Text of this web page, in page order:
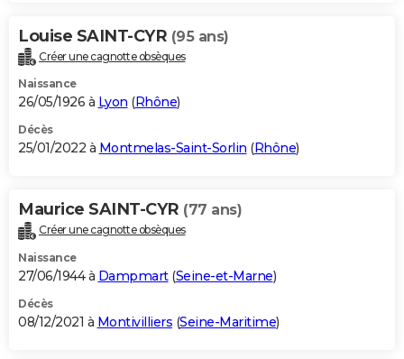
Louise SAINT-CYR (95 ans)
Créer une cagnotte obsèques
Naissance
26/05/1926 à Lyon (Rhône)
Décès
25/01/2022 à Montmelas-Saint-Sorlin (Rhône)
Maurice SAINT-CYR (77 ans)
Créer une cagnotte obsèques
Naissance
27/06/1944 à Dampmart(Seine-et-Marne)
Décès
08/12/2021 à Montivilliers (Seine-Maritime)